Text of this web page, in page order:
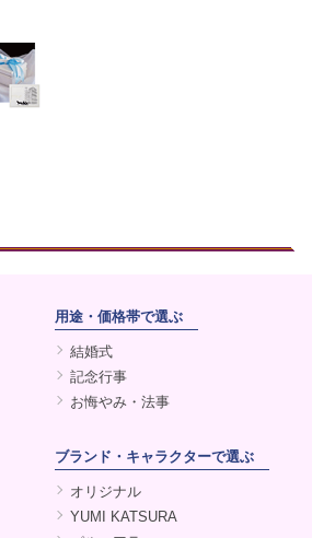
用途・価格帯で選ぶ
結婚式
記念行事
お悔やみ・法事
ブランド・キャラクターで選ぶ
オリジナル
YUMI KATSURA